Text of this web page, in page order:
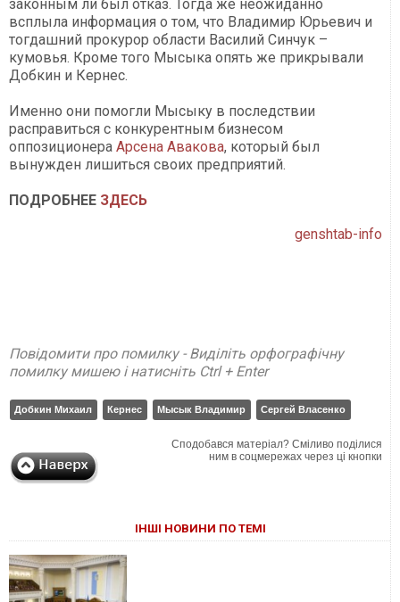
законным ли был отказ. Тогда же неожиданно
всплыла информация о том, что Владимир Юрьевич и
тогдашний прокурор области Василий Синчук –
кумовья. Кроме того Мысыка опять же прикрывали
Добкин и Кернес.
Именно они помогли Мысыку в последствии
расправиться с конкурентным бизнесом
оппозиционера Арсена Авакова, который был
вынужден лишиться своих предприятий.
ПОДРОБНЕЕ ЗДЕСЬ
genshtab-info
Повідомити про помилку - Виділіть орфографічну
помилку мишею і натисніть Ctrl + Enter
Добкин Михаил Кернес Мысык Владимир Сергей Власенко
Сподобався матеріал? Сміливо поділися
ним в соцмережах через ці кнопки
ІНШІ НОВИНИ ПО ТЕМІ